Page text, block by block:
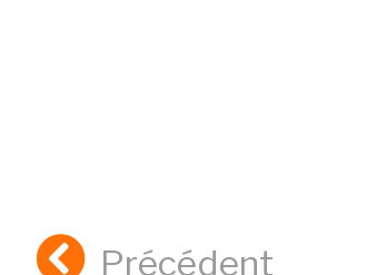
Précédent